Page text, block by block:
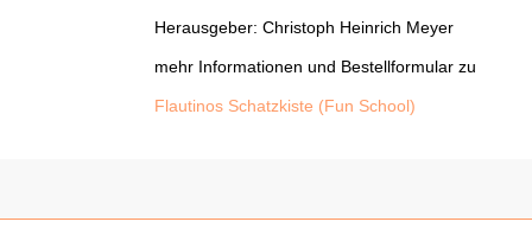
Herausgeber: Christoph Heinrich Meyer
mehr Informationen und Bestellformular zu
Flautinos Schatzkiste (Fun School)